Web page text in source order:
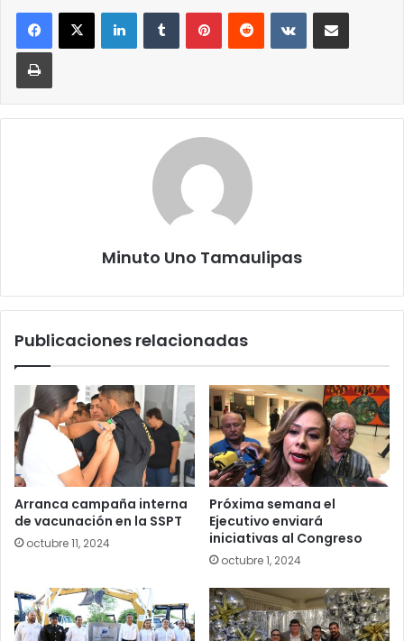
LinkedInTumblrPinterestReddit VKontakteCompartir por correo
Imprimir
Minuto Uno Tamaulipas
Publicaciones relacionadas
Arranca campaña interna
de vacunación en la SSPT
octubre 11, 2024
Próxima semana el
Ejecutivo enviará
iniciativas al Congreso
octubre 1, 2024